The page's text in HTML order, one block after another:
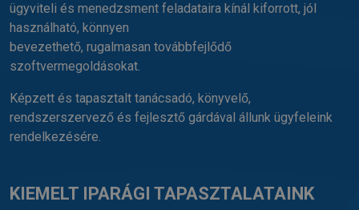
ügyviteli és menedzsment feladataira kínál kiforrott, jól
használható, könnyen
bevezethető, rugalmasan továbbfejlődő
szoftvermegoldásokat.
Képzett és tapasztalt tanácsadó, könyvelő,
rendszerszervező és fejlesztő gárdával állunk ügyfeleink
rendelkezésére.
KIEMELT IPARÁGI TAPASZTALATAINK